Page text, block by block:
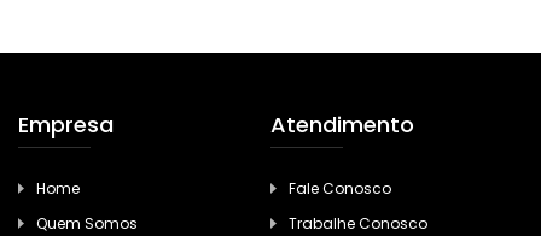
Empresa
Home
Quem Somos
Atendimento
Fale Conosco
Trabalhe Conosco